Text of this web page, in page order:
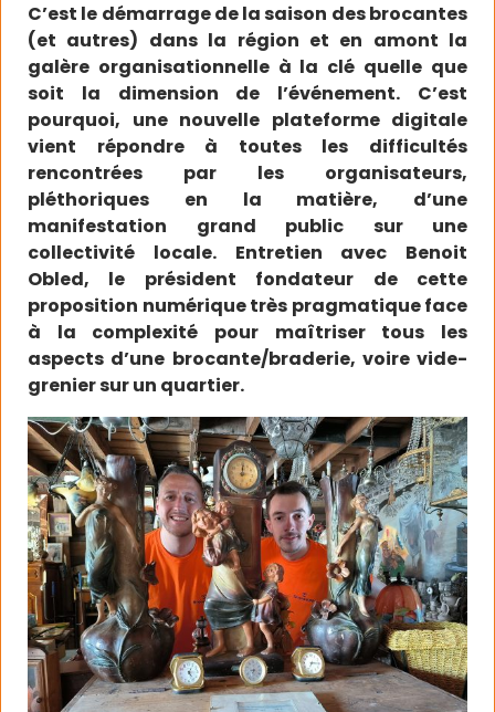
C’est le démarrage de la saison des brocantes
(et autres) dans la région et en amont la
galère organisationnelle à la clé quelle que
soit la dimension de l’événement. C’est
pourquoi, une nouvelle plateforme digitale
vient répondre à toutes les difficultés
rencontrées par les organisateurs,
pléthoriques en la matière, d’une
manifestation grand public sur une
collectivité locale. Entretien avec Benoit
Obled, le président fondateur de cette
proposition numérique très pragmatique face
à la complexité pour maîtriser tous les
aspects d’une brocante/braderie, voire vide-
grenier sur un quartier.